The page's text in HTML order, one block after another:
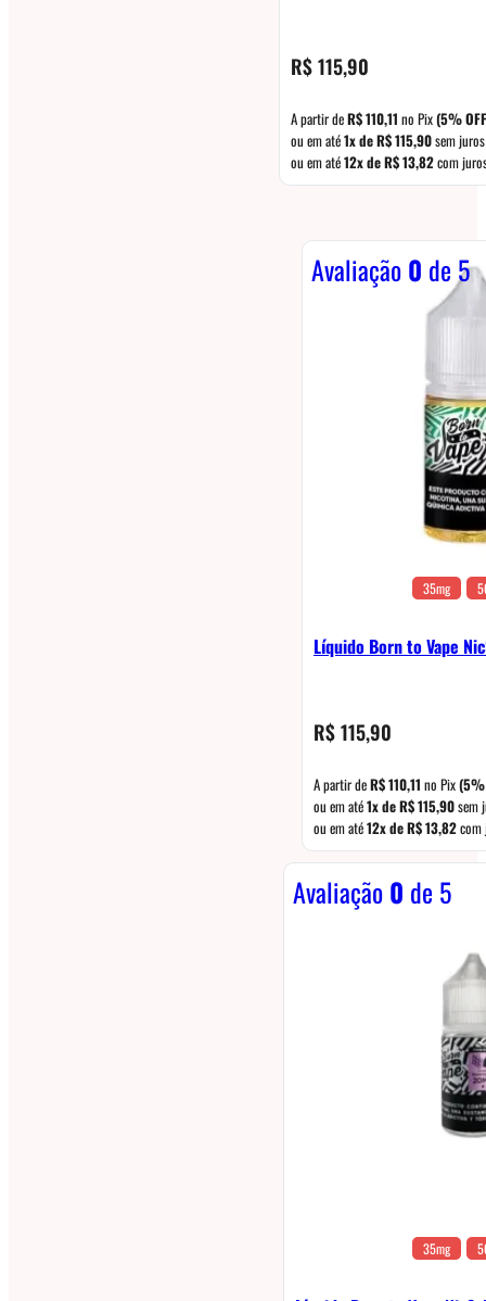
R$115,90
A partir deR$110,11 no Pix(5%
ou em até1x deR$115,90sem juros
ou em até12x deR$13,82com
Avaliação0 de 5
35mg
Líquido Born to Vape
R$115,90
A partir deR$110,11 no Pix(5%
ou em até1x deR$115,90sem
ou em até12x deR$13,82com
Avaliação0 de 5
35mg